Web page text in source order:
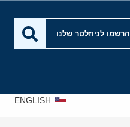
הרשמו לניוזלטר שלנו
ENGLISH